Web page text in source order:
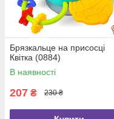
Брязкальце на присосці
Квітка (0884)
В наявності
207 ₴ 230 ₴